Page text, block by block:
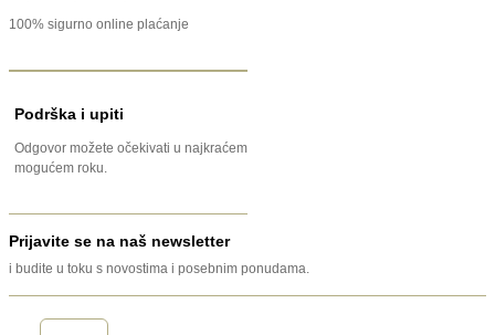
100% sigurno online plaćanje
Podrška i upiti
Odgovor možete očekivati u najkraćem
mogućem roku.
Prijavite se na naš newsletter
i budite u toku s novostima i posebnim ponudama.